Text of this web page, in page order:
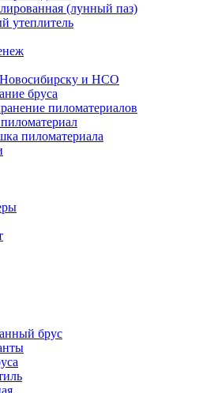
(лунный паз)
утеплитель
Новосибирску и НСО
бруса
пиломатериалов
пиломатериала
брус